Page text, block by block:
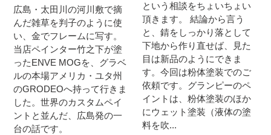
広島・太田川の河川敷で摘
んだ雑草を判子のように使
い、金でフレームに写す。
当店ペインター竹之下が塗
ったENVE MOGを、グラベ
ルの本場アメリカ・ユタ州
のGRODEOへ持って行きま
した。世界のカスタムペイ
ントと並んだ、広島発の一
台の話です。
という相談をちょいちょい
頂きます。 結論から言う
と、錆をしっかり落として
下地から作り直せば、見た
目は新品のようにできま
す。今回は粉体塗装でのご
依頼です。グランピーのペ
イントは、粉体塗装のほか
にウェット塗装（液体の塗
料を吹...